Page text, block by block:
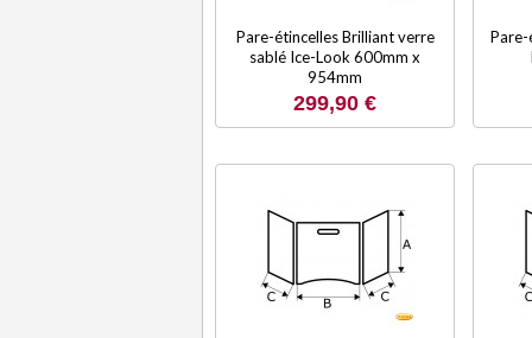
Pare-étincelles Brilliant verre
sablé Ice-Look 600mm x
954mm
299,90 €